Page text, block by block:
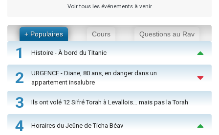
Voir tous les événements à venir
+ Populaires Cours Questions au Rav
1 Histoire - À bord du Titanic
2
URGENCE - Diane, 80 ans, en danger dans un
appartement insalubre
3 Ils ont volé 12 Sifré Torah à Levallois… mais pas la Torah
4 Horaires du Jeûne de Ticha Béav